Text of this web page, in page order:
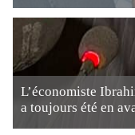
L’économiste
a toujours été en